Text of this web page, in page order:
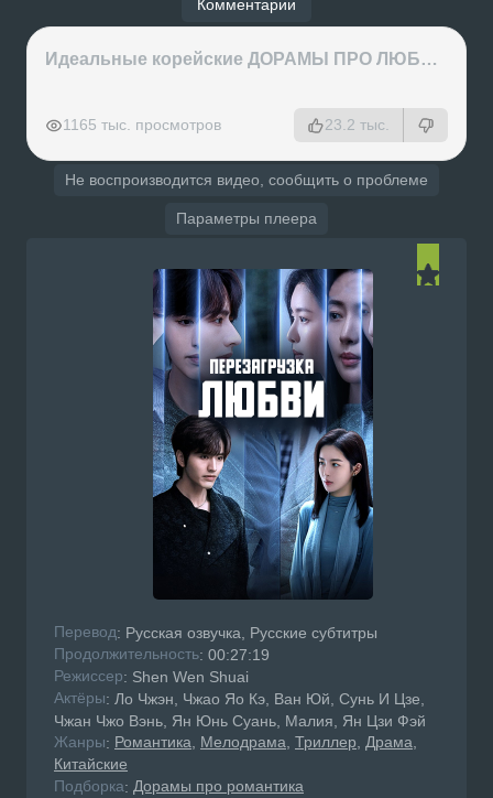
Комментарии
Идеальные корейские ДОРАМЫ ПРО ЛЮБОВЬ на вечер
1165 тыс. просмотров 23.2 тыс.
Не воспроизводится видео, сообщить о проблеме
Параметры плеера
Перевод: Русская озвучка, Русские субтитры
Продолжительность: 00:27:19
Режисcер: Shen Wen Shuai
Актёры: Ло Чжэн, Чжао Яо Кэ, Ван Юй, Сунь И Цзе,
Чжан Чжо Вэнь, Ян Юнь Суань, Малия, Ян Цзи Фэй
Жанры: Романтика Мелодрама Триллер Драма
Китайские
Подборка: Дорамы про романтика